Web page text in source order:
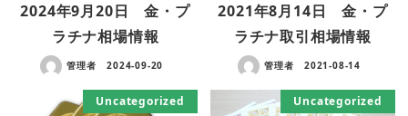
2024年9月20日 金・プ
ラチナ相場情報
管理者 2024-09-20
2021年8月14日 金・プ
ラチナ取引相場情報
管理者 2021-08-14
Uncategorized Uncategorized